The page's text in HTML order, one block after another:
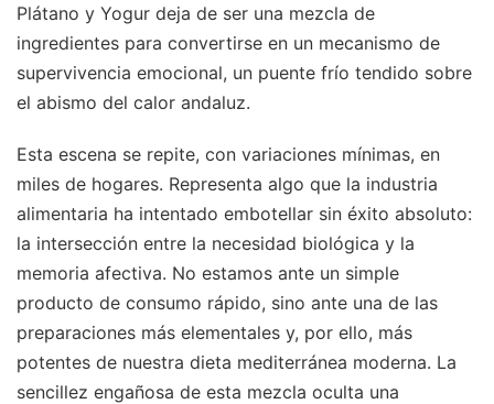
Plátano y Yogur deja de ser una mezcla de
ingredientes para convertirse en un mecanismo de
supervivencia emocional, un puente frío tendido sobre
el abismo del calor andaluz.
Esta escena se repite, con variaciones mínimas, en
miles de hogares. Representa algo que la industria
alimentaria ha intentado embotellar sin éxito absoluto:
la intersección entre la necesidad biológica y la
memoria afectiva. No estamos ante un simple
producto de consumo rápido, sino ante una de las
preparaciones más elementales y, por ello, más
potentes de nuestra dieta mediterránea moderna. La
sencillez engañosa de esta mezcla oculta una